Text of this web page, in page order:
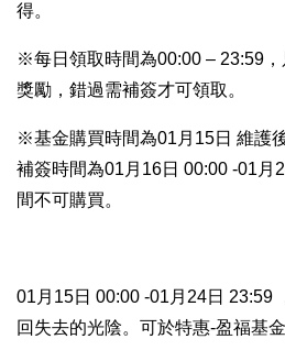
得。
※每日領取時間為00:00 – 23:59
獎勵，錯過需補簽才可領取。
※基金購買時間為01月15日 維護
補簽時間為01月16日 00:00 -01月
間不可購買。
01 月15日 00:00 -01月24日 23:59
回失去的光陰。可於特惠-盈福基金